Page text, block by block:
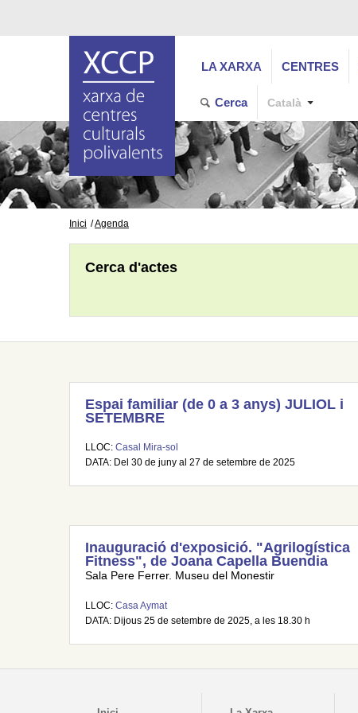
LA XARXA CENTRES
Cerca Català
Inici Agenda
Cerca d'actes
Espai familiar (de 0 a 3 anys) JULIOL i
SETEMBRE
LLOC: Casal Mira-sol
DATA: Del 30 de juny al 27 de setembre de 2025
Inauguració d'exposició. "Agrilogística
Fitness", de Joana Capella Buendia
Sala Pere Ferrer. Museu del Monestir
LLOC: Casa Aymat
DATA: Dijous 25 de setembre de 2025, a les 18.30 h